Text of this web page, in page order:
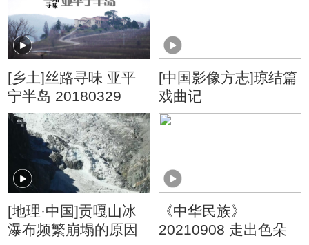
[乡土]丝路寻味 亚平
宁半岛 20180329
[中国影像方志]琼结篇
戏曲记
[地理·中国]贡嘎山冰
瀑布频繁崩塌的原因
《中华民族》
20210908 走出色朵